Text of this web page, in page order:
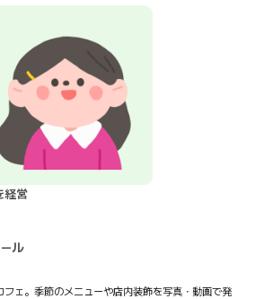
経営
ル
ェ。季節のメニューや店内装飾を写真・動画で発